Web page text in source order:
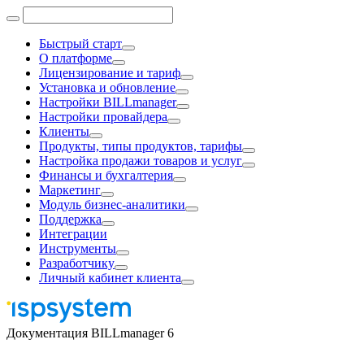
Быстрый старт
О платформе
Лицензирование и тариф
Установка и обновление
Настройки BILLmanager
Настройки провайдера
Клиенты
Продукты, типы продуктов, тарифы
Настройка продажи товаров и услуг
Финансы и бухгалтерия
Маркетинг
Модуль бизнес-аналитики
Поддержка
Интеграции
Инструменты
Разработчику
Личный кабинет клиента
Документация BILLmanager 6